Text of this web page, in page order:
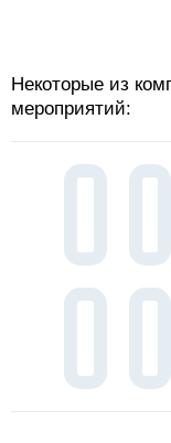
Некоторые из
мероприятий: